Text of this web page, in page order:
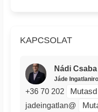
KAPCSOLAT
Nádi Csaba
Jáde
+36 70 202 Mutasd
jadeingatlan@